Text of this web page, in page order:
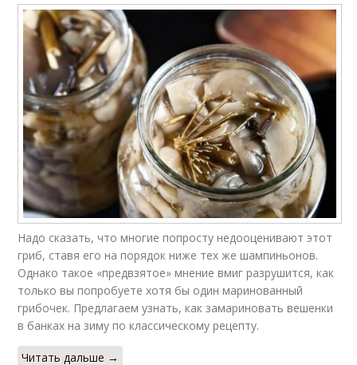
Надо сказать, что многие попросту недооценивают этот
гриб, ставя его на порядок ниже тех же шампиньонов.
Однако такое «предвзятое» мнение вмиг разрушится, как
только вы попробуете хотя бы один маринованный
грибочек. Предлагаем узнать, как замариновать вешенки
в банках на зиму по классическому рецепту.
Читать дальше →